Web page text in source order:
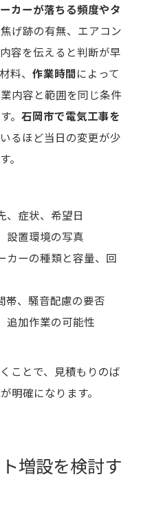
カーが落ちる頻度やタ
げ跡の有無、エアコン
容を伝えると判断が早
料、 作業時間によって
内容と範囲を同じ条件
。 石岡市で電気工事を
るほど当日の変更が少
。
、症状、希望日
設置環境の写真
カーの種類と容量、回
帯、騒音配慮の要否
追加作業の可能性
ことで、見積もりのば
明確になります。
増設を検討す